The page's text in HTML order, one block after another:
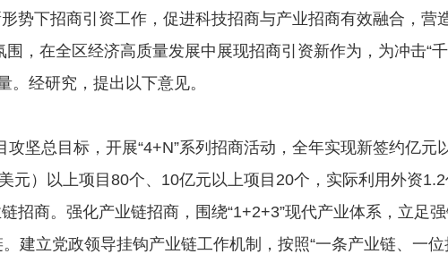
势下招商引资工作，促进科技招商与产业招商有效融合，营
围，在全区经济高质量发展中展现招商引资新作为，为冲击“
。经研究，提出以下意见。
攻坚总目标，开展“4+N”系列招商活动，全年实现新签约亿元
元）以上项目80个、10亿元以上项目20个，实际利用外资1.2
链招商。强化产业链招商，围绕“1+2+3”现代产业体系，立足
建立党政领导挂钩产业链工作机制，按照“一条产业链、一位